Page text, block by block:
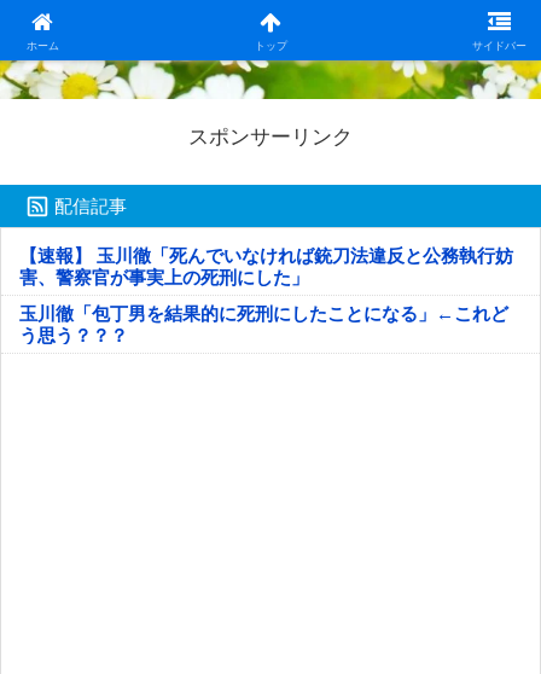
ホーム トップ サイドバー
日本第一！ニュース録
スポンサーリンク
配信記事
【速報】 玉川徹「死んでいなければ銃刀法違反と公務執行妨
害、警察官が事実上の死刑にした」
玉川徹「包丁男を結果的に死刑にしたことになる」←これど
う思う？？？